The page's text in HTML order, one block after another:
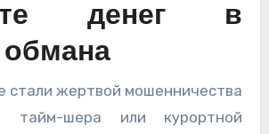
денег в
обмана
стали жертвой мошенничества
тайм-шера или курортной